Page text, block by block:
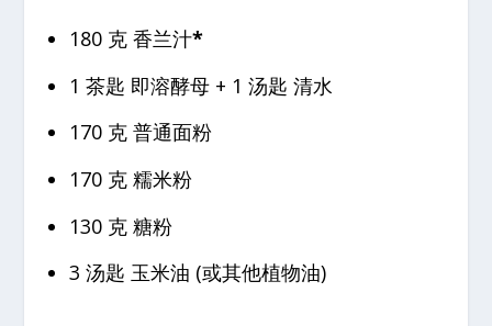
180 克 香兰汁*
1 茶匙 即溶酵母 + 1 汤匙 清水
170 克 普通面粉
170 克 糯米粉
130 克 糖粉
3 汤匙 玉米油 (或其他植物油)